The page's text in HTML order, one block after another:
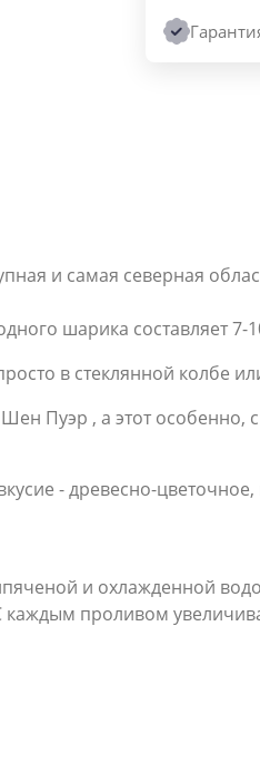
и самая северная
шарика составляет 7-
в стеклянной колбе
Пуэр , а этот особенно,
- древесно-цветочное,
и охлажденной
каждым проливом